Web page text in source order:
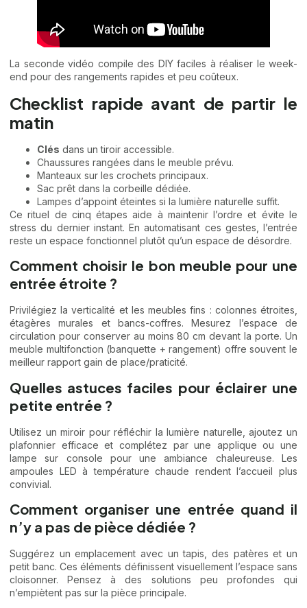
La seconde vidéo compile des DIY faciles à réaliser le week-
end pour des rangements rapides et peu coûteux.
Checklist rapide avant de partir le
matin
Clés dans un tiroir accessible.
Chaussures rangées dans le meuble prévu.
Manteaux sur les crochets principaux.
Sac prêt dans la corbeille dédiée.
Lampes d’appoint éteintes si la lumière naturelle suffit.
Ce rituel de cinq étapes aide à maintenir l’ordre et évite le
stress du dernier instant. En automatisant ces gestes, l’entrée
reste un espace fonctionnel plutôt qu’un espace de désordre.
Comment choisir le bon meuble pour une
entrée étroite ?
Privilégiez la verticalité et les meubles fins : colonnes étroites,
étagères murales et bancs-coffres. Mesurez l’espace de
circulation pour conserver au moins 80 cm devant la porte. Un
meuble multifonction (banquette + rangement) offre souvent le
meilleur rapport gain de place/praticité.
Quelles astuces faciles pour éclairer une
petite entrée ?
Utilisez un miroir pour réfléchir la lumière naturelle, ajoutez un
plafonnier efficace et complétez par une applique ou une
lampe sur console pour une ambiance chaleureuse. Les
ampoules LED à température chaude rendent l’accueil plus
convivial.
Comment organiser une entrée quand il
n’y a pas de pièce dédiée ?
Suggérez un emplacement avec un tapis, des patères et un
petit banc. Ces éléments définissent visuellement l’espace sans
cloisonner. Pensez à des solutions peu profondes qui
n’empiètent pas sur la pièce principale.